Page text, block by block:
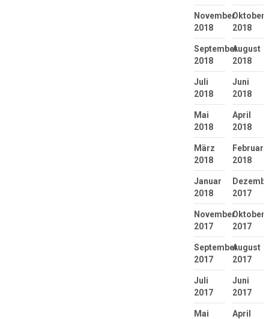
November
2018
Oktober
2018
September
2018
August
2018
Juli
2018
Juni
2018
Mai
2018
April
2018
März
2018
Februar
2018
Januar
2018
2017
November
2017
Oktober
2017
September
2017
August
2017
Juli
2017
Juni
2017
Mai
April